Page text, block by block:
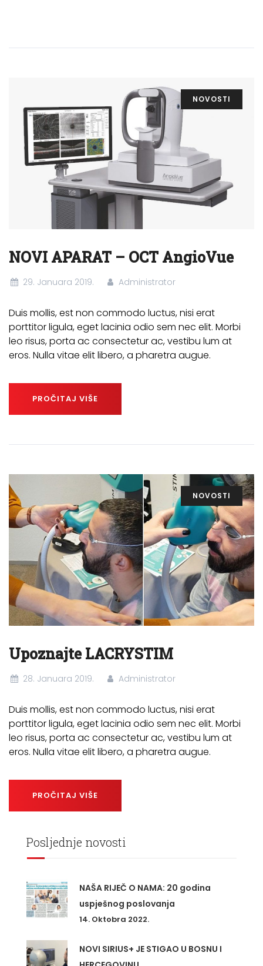
NOVOSTI
NOVI APARAT – OCT AngioVue
29. Januara 2019. Administrator
Duis mollis, est non commodo luctus, nisi erat
porttitor ligula, eget lacinia odio sem nec elit. Morbi
leo risus, porta ac consectetur ac, vestibu lum at
eros. Nulla vitae elit libero, a pharetra augue.
PROČITAJ VIŠE
NOVOSTI
Upoznajte LACRYSTIM
28. Januara 2019. Administrator
Duis mollis, est non commodo luctus, nisi erat
porttitor ligula, eget lacinia odio sem nec elit. Morbi
leo risus, porta ac consectetur ac, vestibu lum at
eros. Nulla vitae elit libero, a pharetra augue.
PROČITAJ VIŠE
Posljednje novosti
NAŠA RIJEČ O NAMA: 20 godina
uspješnog poslovanja
14. Oktobra 2022.
NOVI SIRIUS+ JE STIGAO U BOSNU I